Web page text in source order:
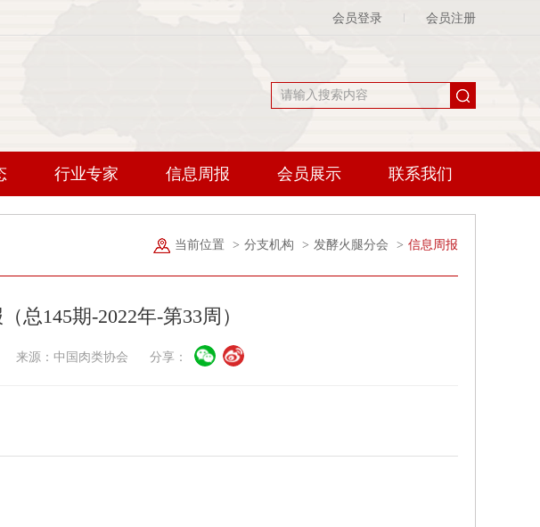
会员登录 会员注册
行业专家 信息周报 会员展示 联系我们
当前位置 > 分支机构 > 发酵火腿分会 > 信息周报
总145期-2022年-第33周）
来源：中国肉类协会 分享：